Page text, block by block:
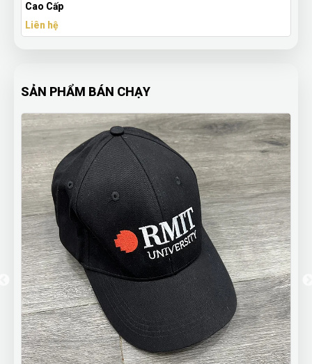
Cao Cấp
Liên hệ
SẢN PHẨM BÁN CHẠY